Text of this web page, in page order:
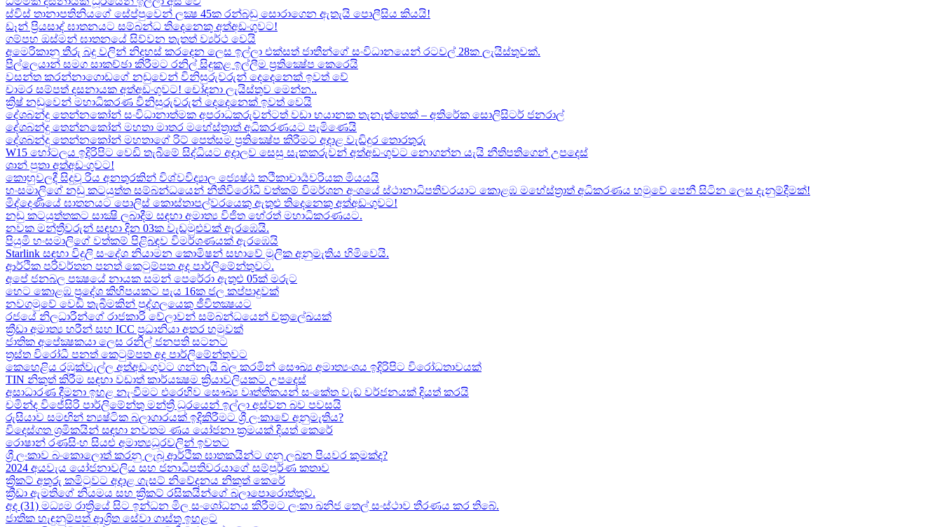
ස්විස් තානාපතිනියගේ සේප්පුවෙන් ලක්‍ෂ 45ක රන්බඩු සොරාගෙන ඇතැයි පොලීසිය කියයි!
ඩෑන් ප්‍රියසාද් ඝාතනයට සම්බන්ධ තිදෙනෙකු අත්අඩංගුවට​!
ගම්පහ ඔස්මන් ඝාතනයේ සිව්වන තැතත් ව්‍යර්ථ වෙයි
අමෙරිකානු තීරු බදු වලින් නිදහස් කරදෙන ලෙස ඉල්ලා එක්සත් ජාතීන්ගේ සංවිධානයෙන් රටවල් 28ක ලැයිස්තුවක්.
පිල්ලෙයාන් සමග සාකච්ඡා කිරීමට රනිල් සිදුකළ ඉල්ලීම ප්‍රතික්‍ෂේප කෙරෙයි
වසන්ත කරන්නාගොඩගේ නඩුවෙන් විනිසුරුවරුන් දෙදෙනෙක් ඉවත් වේ
චාමර සම්පත් දසනායක අත්අඩංගුවට​! චෝදනා ලැයිස්තුව මෙන්න​..
ක්‍රිෂ් නඩුවෙන් මහාධිකරණ විනිසුරුවරුන් දෙදෙනෙක් ඉවත් වෙයි
දේශබන්දු තෙන්නකෝන් සංවිධානාත්මක අපරාධකරුවන්ටත් වඩා භයානක තැනැත්තෙක් – අතිරේක සොලිසිටර් ජනරාල්
දේශබන්දු තෙන්නකෝන් මහතා මාතර මහේස්ත්‍රාත් අධිකරණයට පැමිණෙයි
දේශබන්දු තෙන්නකෝන් මහතාගේ රිට් පෙත්සම ප්‍රතික්‍ෂේප කිරීමට අදාළ වැඩිදුර තොරතුරු
W15 හෝටලය ඉදිරිපිට වෙඩි තැබීමේ සිද්ධියට අදාලව​ සෙසු සැකකරුවන් අත්අඩංගුවට නොගන්න යැයි නීතිපතිගෙන් උපදෙස්
ශාන් පුතා අත්අඩංගුවට!
කොහුවලදී සිදුවූ රිය අනතුරකින් විශ්වවිද්‍යාල ජ්‍යෙෂ්ඨ කථිකාචාර්‍යවරියක මියයයි
හංසමාලිගේ නඩු කටයුත්ත සම්බන්ධයෙන් නීතිවිරෝධී වත්කම් විමර්ශන අංශයේ ස්ථානාධිපතිවරයාට කොළඹ මහේස්ත්‍රාත් අධිකරණය හමුවේ පෙනී සිටින ලෙස දැනුම්දීමක්!
මිද්දෙණියේ ඝාතනයට පොලිස් කොස්තාපල්වරයෙකු ඇතුළු තිදෙනෙකු අත්අඩංගුවට​!
නඩු කටයුත්තකට සාක්‍ෂි ලබාදීම සඳහා අමාත්‍ය විජිත හේරත් මහාධිකරණයට​.
නවක මන්ත්‍රීවරුන් සඳහා දින 03ක වැඩමුළුවක් ඇරඹෙයි.
පියුමි හංසමාලිගේ වත්කම් පිළිබඳව විමර්ශණයක් ඇරඹෙයි
Starlink සඳහා විදුලි සංදේශ නියාමන කොමිෂන් සභාවේ මූලික අනුමැතිය හිමිවෙයි.
ආර්ථික පරිවර්තන පනත් කෙටුම්පත අද පාර්ලිමේන්තුවට.
අපේ ජනබල පක්‍ෂයේ නායක සමන් පෙරේරා ඇතුළු 05ක් මරුට​
හෙට කොළඹ ප්‍රදේශ කිහිපයකට පැය 16ක ජල කප්පාදුවක්
නවගමුවේ වෙඩි තැබීමකින් පුද්ගලයෙකු ජීවිතක්‍ෂයට​
රජයේ නිලධාරීන්ගේ රාජකාරි වේලාවන් සම්බන්ධයෙන් චක්‍රලේඛයක්
ක්‍රීඩා අමාත්‍ය හරීන් සහ​ ICC ප්‍රධානියා අතර හමුවක්
ජාතික අපේක්‍ෂකයා ලෙස රනිල් ජනපති සටනට​
ත්‍රස්ත විරෝධී පනත් කෙටුම්පත අද පාර්ලිමේන්තුවට​
කෙහෙළිය රඹුක්වැල්ල අත්අඩංගුවට ගන්නැයි බල කරමින් සෞඛ්‍ය අමාත්‍යංශය ඉදිරිපිට විරෝධතාවයක්
TIN නිකුත් කිරීම සඳහා වඩාත් කාර්යක්‍ෂම ක්‍රියාවලියකට උපදෙස්
අසාධාරණ දීමනා ඉහළ නැංවීමට එරෙහිව සෞඛ්‍ය වෘත්තිකයන් සංකේත වැඩ වර්ජනයක් දියත් කරයි
චමින්ද විජේසිරි පාර්ලිමේන්තු මන්ත්‍රී ධූරයෙන් ඉල්ලා අස්වන බව පවසයි
රුසියාව සමඟින් න්‍යෂ්ටික බලාගාරයක් ඉදිකිරීමට ශ්‍රී ලංකාවේ අනුමැතිය?
විදෙස්ගත ශ්‍රමිකයින් සඳහා නවතම ණය යෝජනා ක්‍රමයක් දියත් කෙරේ
රොෂාන් රණසිංහ සියළු අමාත්‍යධූරවලින් ඉවතට​
ශ්‍රී ලංකාව බංකොලොත් කරනු ලැබූ ආර්ථික ඝාතකයින්ට ගනු ලබන පියවර කුමක්ද​?
2024 අයවැය යෝජනාවලිය​ සහ ජනාධිපතිවරයාගේ සම්පූර්ණ කතාව​
ක්‍රිකට් අතුරු කමිටුවට අදාළ ගැසට් නිවේදනය නිකුත් කෙරේ
ක්‍රීඩා ඇමතිගේ නියමය​ සහ ක්‍රිකට් රසිකයින්ගේ බලාපොරොත්තුව.
අද (31) මධ්‍යම රාත්‍රියේ සිට ඉන්ධන මිල සංශෝධනය කිරීමට ලංකා ඛනිජ තෙල් සංස්ථාව තීරණය කර තිබේ.
ජාතික හැඳුනුම්පත් ආශ්‍රිත සේවා ගාස්තු ඉහළට